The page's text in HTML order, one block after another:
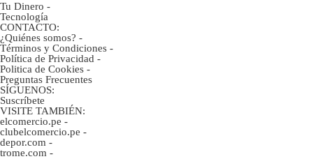
Tu Dinero -
Tecnología
CONTACTO:
¿Quiénes somos? -
Términos y Condiciones -
Política de Privacidad -
Politica de Cookies -
Preguntas Frecuentes
SÍGUENOS:
Suscríbete
VISITE TAMBIÉN:
elcomercio.pe -
clubelcomercio.pe -
depor.com -
trome.com -